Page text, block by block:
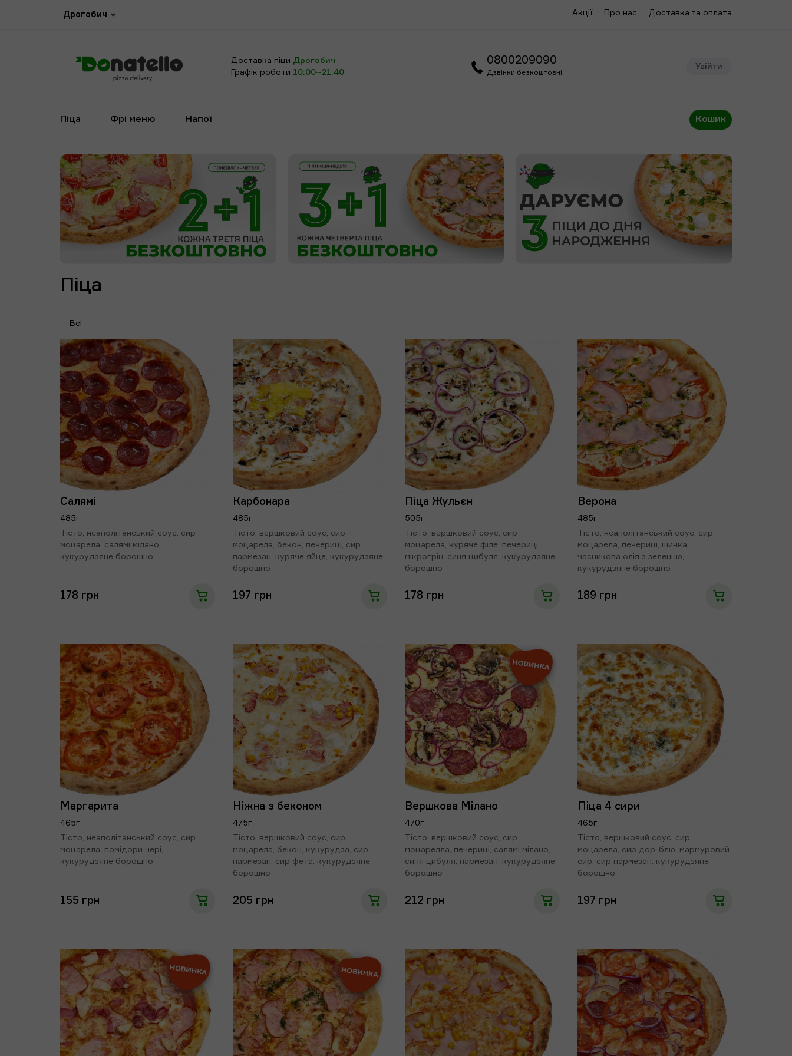
Дрогобич Акції Про нас Доставка та оплата
Доставка піци Дрогобич
Графік роботи 10:00~21:40
0800209090
Дзвінки безкоштовні
Увійти
Піца Фрі меню Напої Кошик
Піца
Всі
Салямі
485г
Тісто, неаполітанський соус, сир
моцарела, салямі мілано,
кукурудзяне борошно
178 грн
Карбонара
485г
Тісто, вершковий соус, сир
моцарела, бекон, печериці, сир
пармезан, куряче яйце, кукурудзяне
борошно
197 грн
Піца Жульєн
505г
Тісто, вершковий соус, сир
моцарела, куряче філе, печериці,
мікрогрін, синя цибуля, кукурудзяне
борошно
178 грн
Верона
485г
Тісто, неаполітанський соус, сир
моцарела, печериці, шинка,
часникова олія з зеленню,
кукурудзяне борошно
189 грн
Маргарита
465г
Тісто, неаполітанський соус, сир
моцарела, помідори чері,
кукурудзяне борошно
155 грн
Ніжна з беконом
475г
Тісто, вершковий соус, сир
моцарела, бекон, кукурудза, сир
пармезан, сир фета, кукурудзяне
борошно
205 грн
Вершкова Мілано
470г
Тісто, вершковий соус, сир
моцарелла, печериці, салямі мілано,
синя цибуля, пармезан, кукурудзяне
борошно
212 грн
Піца 4 сири
465г
Тісто, вершковий соус, сир
моцарела, сир дор-блю, мармуровий
сир, сир пармезан, кукурудзяне
борошно
197 грн